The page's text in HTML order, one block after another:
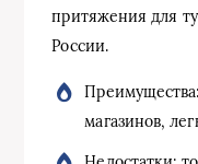
притяжения для
России.
магазинов,